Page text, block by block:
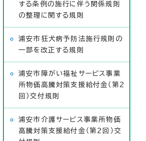
する条例の施行に伴う関係規則
の整理に関する規則
浦安市狂犬病予防法施行規則の
一部を改正する規則
浦安市障がい福祉サービス事業
所物価高騰対策支援給付金（第2
回）交付規則
浦安市介護サービス事業所物価
高騰対策支援給付金（第2回）交